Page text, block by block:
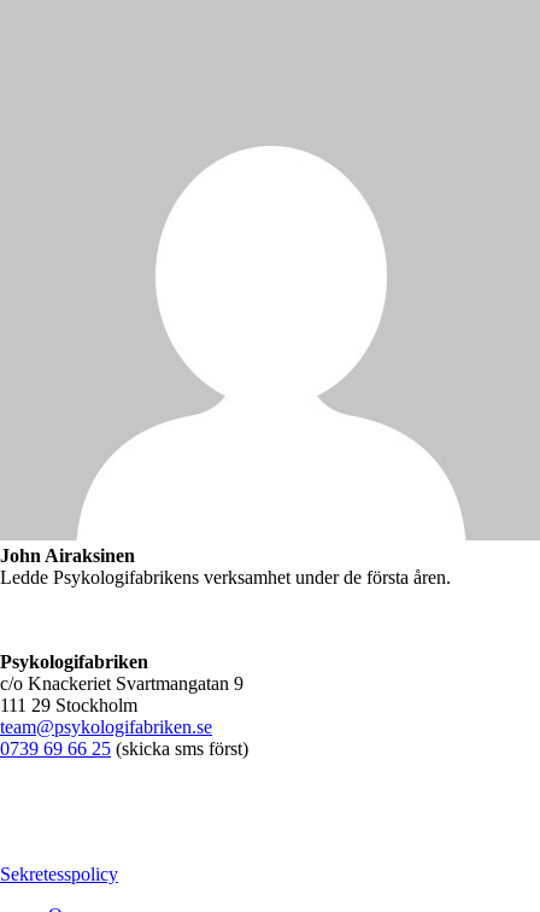
John Airaksinen
Ledde Psykologifabrikens verksamhet under de första åren.
Psykologifabriken
c/o Knackeriet Svartmangatan 9
111 29 Stockholm
team@psykologifabriken.se
0739 69 66 25 (skicka sms först)
Sekretesspolicy